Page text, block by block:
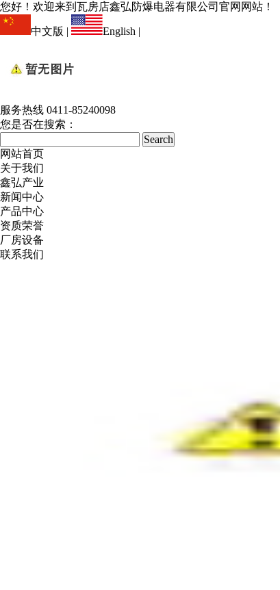
您好！欢迎来到瓦房店鑫弘防爆电器有限公司官网网站！
中文版 | English |
服务热线 0411-85240098
您是否在搜索：
网站首页
关于我们
鑫弘产业
新闻中心
产品中心
资质荣誉
厂房设备
联系我们